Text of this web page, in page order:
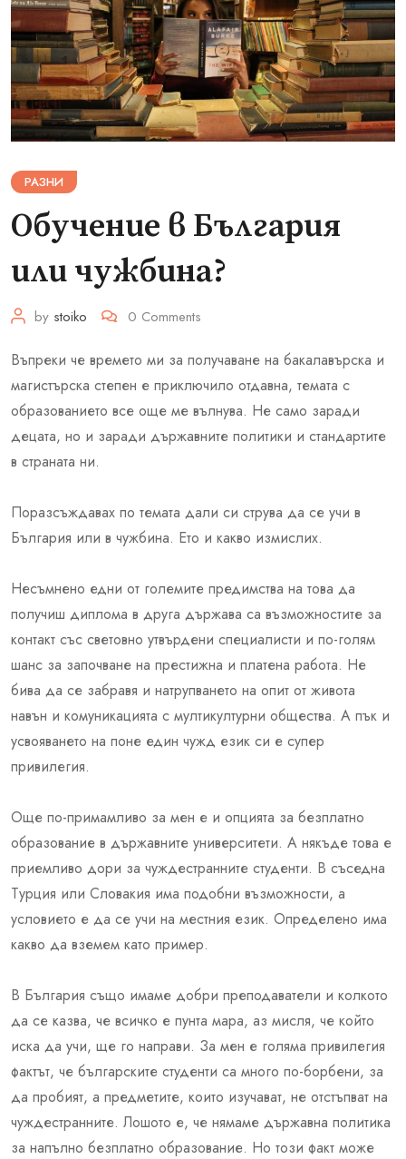
РАЗНИ
Обучение в България
или чужбина?
by stoiko 0 Comments
Въпреки че времето ми за получаване на бакалавърска и
магистърска степен е приключило отдавна, темата с
образованието все още ме вълнува. Не само заради
децата, но и заради държавните политики и стандартите
в страната ни.
Поразсъждавах по темата дали си струва да се учи в
България или в чужбина. Ето и какво измислих.
Несъмнено едни от големите предимства на това да
получиш диплома в друга държава са възможностите за
контакт със световно утвърдени специалисти и по-голям
шанс за започване на престижна и платена работа. Не
бива да се забравя и натрупването на опит от живота
навън и комуникацията с мултикултурни общества. А пък и
усвояването на поне един чужд език си е супер
привилегия.
Още по-примамливо за мен е и опцията за безплатно
образование в държавните университети. А някъде това е
приемливо дори за чуждестранните студенти. В съседна
Турция или Словакия има подобни възможности, а
условието е да се учи на местния език. Определено има
какво да вземем като пример.
В България също имаме добри преподаватели и колкото
да се казва, че всичко е пунта мара, аз мисля, че който
иска да учи, ще го направи. За мен е голяма привилегия
фактът, че българските студенти са много по-борбени, за
да пробият, а предметите, които изучават, не отстъпват на
чуждестранните. Лошото е, че нямаме държавна политика
за напълно безплатно образование. Но този факт може